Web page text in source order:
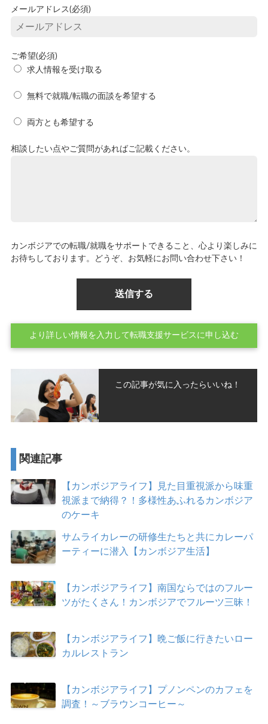
メールアドレス(必須)
ご希望(必須)
求人情報を受け取る
無料で就職/転職の面談を希望する
両方とも希望する
相談したい点やご質問があればご記載ください。
カンボジアでの転職/就職をサポートできること、心より楽しみに
お待ちしております。どうぞ、お気軽にお問い合わせ下さい！
より詳しい情報を入力して転職支援サービスに申し込む
この記事が気に入ったらいいね！
関連記事
【カンボジアライフ】見た目重視派から味重
視派まで納得？！多様性あふれるカンボジア
のケーキ
サムライカレーの研修生たちと共にカレーパ
ーティーに潜入【カンボジア生活】
【カンボジアライフ】南国ならではのフルー
ツがたくさん！カンボジアでフルーツ三昧！
【カンボジアライフ】晩ご飯に行きたいロー
カルレストラン
【カンボジアライフ】プノンペンのカフェを
調査！～ブラウンコーヒー～